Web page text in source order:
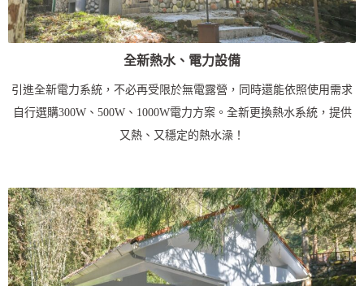
全新熱水、電力設備
引進全新電力系統，不必再受限於無電露營，同時還能依照使用需求
自行選購300W、500W、1000W電力方案。全新更換熱水系統，提供
又熱、又穩定的熱水澡！